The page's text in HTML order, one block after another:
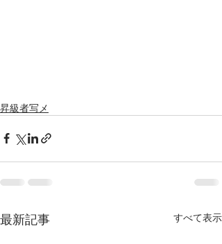
昇級者写メ
最新記事 すべて表示